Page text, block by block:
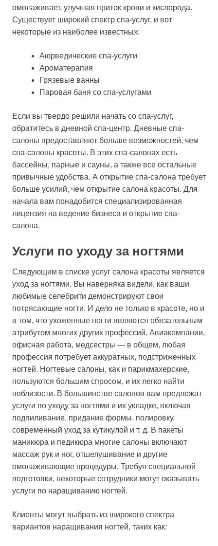
омолаживает, улучшая приток крови и кислорода.
Существует широкий спектр спа-услуг, и вот
некоторые из наиболее известных:
Аюрведические спа-услуги
Ароматерапия
Грязевые ванны
Паровая баня со спа-услугами
Если вы твердо решили начать со спа-услуг,
обратитесь в дневной спа-центр. Дневные спа-
салоны предоставляют больше возможностей, чем
спа-салоны красоты. В этих спа-салонах есть
бассейны, парные и сауны, а также все остальные
привычные удобства. А открытие спа-салона требует
больше усилий, чем открытие салона красоты. Для
начала вам понадобится специализированная
лицензия на ведение бизнеса и открытие спа-
салона.
Услуги по уходу за ногтями
Следующим в списке услуг салона красоты является
уход за ногтями. Вы наверняка видели, как ваши
любимые селебрити демонстрируют свои
потрясающие ногти. И дело не только в красоте, но и
в том, что ухоженные ногти являются обязательным
атрибутом многих других профессий. Авиакомпании,
офисная работа, медсестры — в общем, любая
профессия потребует аккуратных, подстриженных
ногтей. Ногтевые салоны, как и парикмахерские,
пользуются большим спросом, и их легко найти
поблизости. В большинстве салонов вам предложат
услуги по уходу за ногтями и их укладке, включая
подпиливание, придание формы, полировку,
современный уход за кутикулой и т. д. В пакеты
маникюра и педикюра многие салоны включают
массаж рук и ног, отшелушивание и другие
омолаживающие процедуры. Требуя специальной
подготовки, некоторые сотрудники могут оказывать
услуги по наращиванию ногтей.
Клиенты могут выбрать из широкого спектра
вариантов наращивания ногтей, таких как: